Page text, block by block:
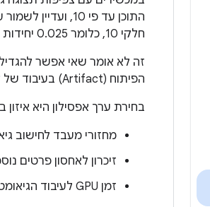
חלקי 10, כלומר 0.025 יחידות עולמיות.
הפיתוח (Artifact) בעיבוד של קו הציור בשלב הזה.
בחירת ערך אפסילון היא
מחזורי מעבד לחישוב
זיכרון לאחסון פרטים
זמן GPU לעיבוד הגיאומטריה